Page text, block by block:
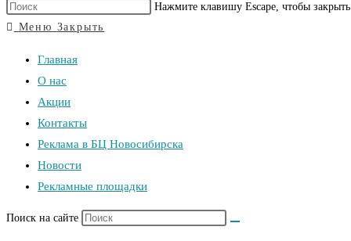
Нажмите клавишу Escape, чтобы
Меню Закрыть
Главная
О нас
Акции
Контакты
Реклама в БЦ Новосибирска
Новости
Рекламные площадки
Поиск на сайте